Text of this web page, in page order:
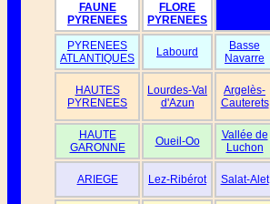
FAUNE
PYRENEES
FLORE
PYRENEES
PYRENEES
ATLANTIQUES
Labourd
Basse
Navarre
HAUTES
PYRENEES
Lourdes-Val
d'Azun
Argelès-
Cauterets
HAUTE
GARONNE
Oueil-Oo
Vallée de
Luchon
ARIEGE Lez-Ribérot Salat-Alet